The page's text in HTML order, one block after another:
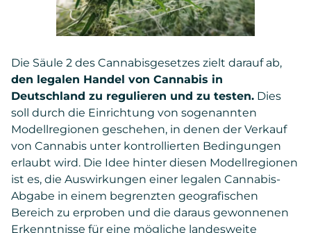
Die Säule 2 des Cannabisgesetzes zielt darauf ab,
den legalen Handel von Cannabis in
Deutschland zu regulieren und zu testen. Dies
soll durch die Einrichtung von sogenannten
Modellregionen geschehen, in denen der Verkauf
von Cannabis unter kontrollierten Bedingungen
erlaubt wird. Die Idee hinter diesen Modellregionen
ist es, die Auswirkungen einer legalen Cannabis-
Abgabe in einem begrenzten geografischen
Bereich zu erproben und die daraus gewonnenen
Erkenntnisse für eine mögliche landesweite